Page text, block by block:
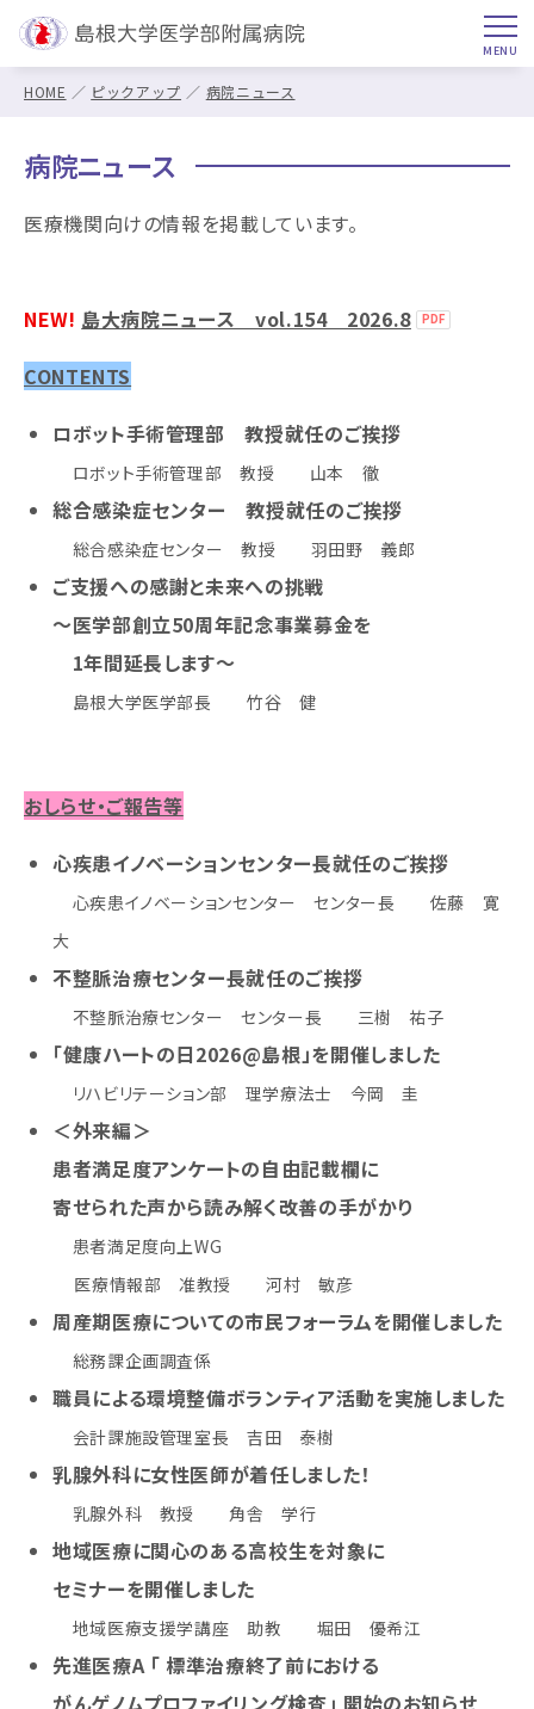
HOME ピックアップ 病院ニュース
病院ニュース
医療機関向けの情報を掲載しています。
NEW! 島大病院ニュース vol.154 2026.8
CONTENTS
ロボット手術管理部 教授就任のご挨拶
ロボット手術管理部 教授 山本 徹
総合感染症センター 教授就任のご挨拶
総合感染症センター 教授 羽田野 義郎
ご支援への感謝と未来への挑戦
～医学部創立50周年記念事業募金を
1年間延長します～
島根大学医学部長 竹谷 健
おしらせ・ご報告等
心疾患イノベーションセンター長就任のご挨拶
心疾患イノベーションセンター センター長 佐藤 寛
大
不整脈治療センター長就任のご挨拶
不整脈治療センター センター長 三樹 祐子
「健康ハートの日2026@島根」を開催しました
リハビリテーション部 理学療法士 今岡 圭
＜外来編＞
患者満足度アンケートの自由記載欄に
寄せられた声から読み解く改善の手がかり
患者満足度向上WG
医療情報部 准教授 河村 敏彦
周産期医療についての市民フォーラムを開催しました
総務課企画調査係
職員による環境整備ボランティア活動を実施しました
会計課施設管理室長 吉田 泰樹
乳腺外科に女性医師が着任しました！
乳腺外科 教授 角舎 学行
地域医療に関心のある高校生を対象に
セミナーを開催しました
地域医療支援学講座 助教 堀田 優希江
先進医療A 「 標準治療終了前における
がんゲノムプロファイリング検査」 開始のお知らせ